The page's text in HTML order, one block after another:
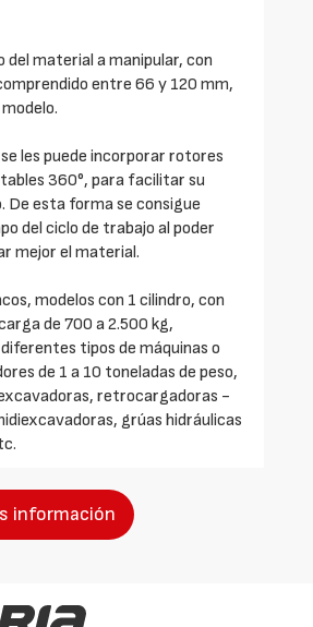
del material a manipular, con
entre 66 y 120 mm,
les puede incorporar rotores
360°, para facilitar su
De esta forma se consigue
del ciclo de trabajo al poder
mejor el material.
modelos con 1 cilindro, con
de 700 a 2.500 kg,
tipos de máquinas o
de 1 a 10 toneladas de peso,
retrocargadoras -
grúas hidráulicas
información